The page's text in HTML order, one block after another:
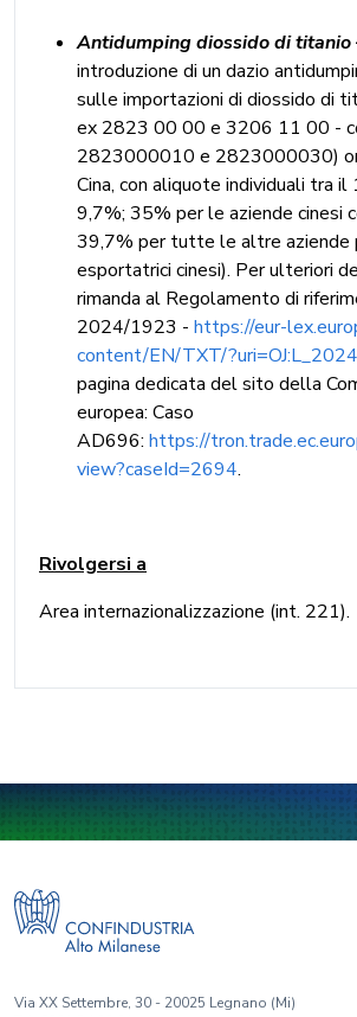
Antidumping diossido di titanio
introduzione di un dazio
sulle importazioni di diossido di
ex 2823 00 00 e 3206 11 00 -
2823000010 e 2823000030)
Cina, con aliquote individuali tra
9,7%; 35% per le aziende cinesi
39,7% per tutte le altre aziende
esportatrici cinesi). Per ulteriori
rimanda al Regolamento di
2024/1923 - https://eur-
content/EN/TXT/
pagina dedicata del sito della
europea: Caso
AD696: https://
view?caseId=2694.
Rivolgersi a
Area internazionalizzazione (int. 221).
Via XX Settembre, 30 - 20025 Legnano (Mi)